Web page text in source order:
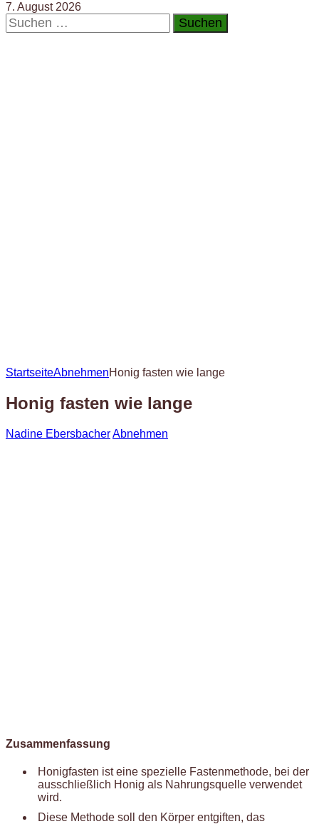
7. August 2026
Suchen
nach:
StartseiteAbnehmenHonig fasten wie lange
Honig fasten wie lange
Nadine EbersbacherAbnehmen
Zusammenfassung
Honigfasten ist eine spezielle Fastenmethode, bei der
ausschließlich Honig als Nahrungsquelle verwendet
wird.
Diese Methode soll den Körper entgiften, das